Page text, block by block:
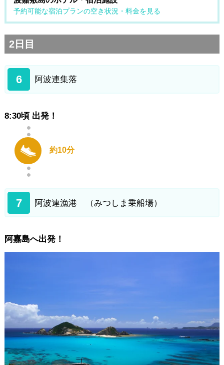
予約可能な宿泊プランの空き状況・料金を見る
2日目
6 阿波連集落
8:30頃 出発！
約10分
7 阿波連漁港 （みつしま乗船場）
阿嘉島へ出発！